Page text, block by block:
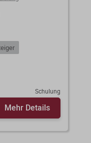
Schulung
Mehr Details